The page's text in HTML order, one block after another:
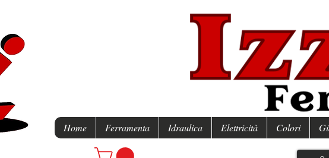
Home Ferramenta Idraulica Elettricità Colori